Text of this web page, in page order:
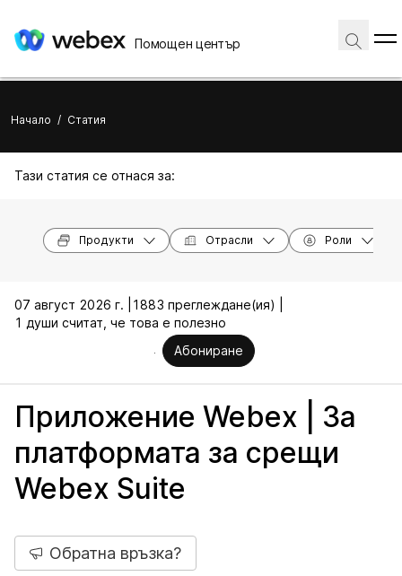
Помощен център
Начало / Статия
Тази статия се отнася за:
Продукти Отрасли Роли
07 август 2026 г. |
1883 преглеждане(ия) |
1 души считат, че това е полезно
Абониране
Приложение Webex | За
платформата за срещи
Webex Suite
Обратна връзка?